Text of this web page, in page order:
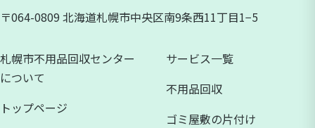
〒064-0809 北海道札幌市中央区南9条西11丁目1−5
札幌市不用品回収センター
について
トップページ
サービス一覧
不用品回収
ゴミ屋敷の片付け